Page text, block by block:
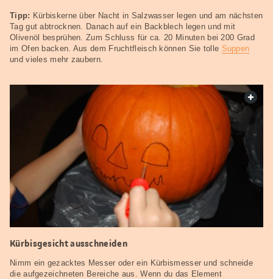
Tipp: Kürbiskerne über Nacht in Salzwasser legen und am nächsten
Tag gut abtrocknen. Danach auf ein Backblech legen und mit
Olivenöl besprühen. Zum Schluss für ca. 20 Minuten bei 200 Grad
im Ofen backen. Aus dem Fruchtfleisch können Sie tolle Suppen
und vieles mehr zaubern.
Kürbisgesicht ausschneiden
Nimm ein gezacktes Messer oder ein Kürbismesser und schneide
die aufgezeichneten Bereiche aus. Wenn du das Element